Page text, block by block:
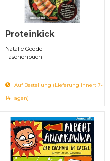
Proteinkick
Natalie Gödde
Taschenbuch
Auf Bestellung (Lieferung innert 7-
14 Tagen)